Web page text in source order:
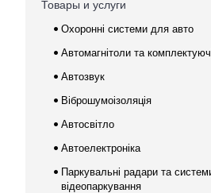
Товары и услуги
Охоронні системи для авто
Автомагнітоли та
Автозвук
Віброшумоізоляція
Автосвітло
Автоелектроніка
Паркувальні радари та
відеопаркування